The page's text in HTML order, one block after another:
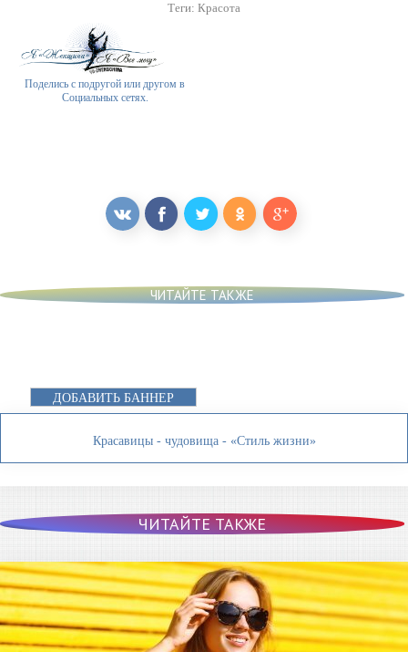
Теги: Красота
Поделись с подругой или другом в
Социальных сетях.
ЧИТАЙТЕ ТАКЖЕ
ДОБАВИТЬ БАННЕР
Красавицы - чудовища - «Стиль жизни»
ЧИТАЙТЕ ТАКЖЕ